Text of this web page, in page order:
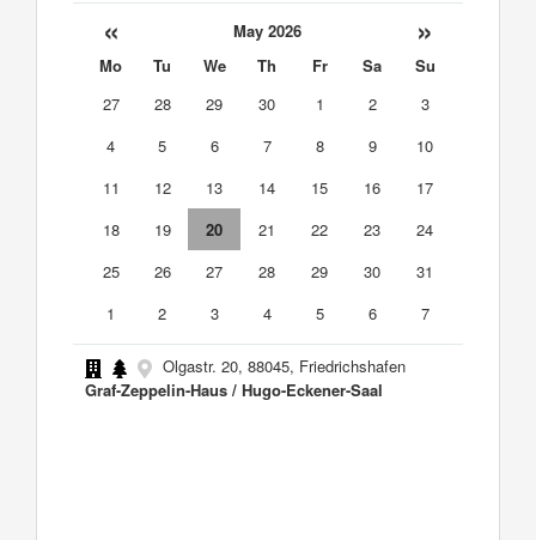
« May 2026 »
Mo Tu We Th Fr Sa
Su
27
28 29 30 1 2
3
4
5 6 7 8 9
10
11
12 13 14 15 16
17
18
19 20 21 22 23
24
25
26 27 28 29 30
31
1
2 3 4 5 6 7
Olgastr. 20, 88045, Friedrichshafen
Graf-Zeppelin-Haus / Hugo-Eckener-Saal